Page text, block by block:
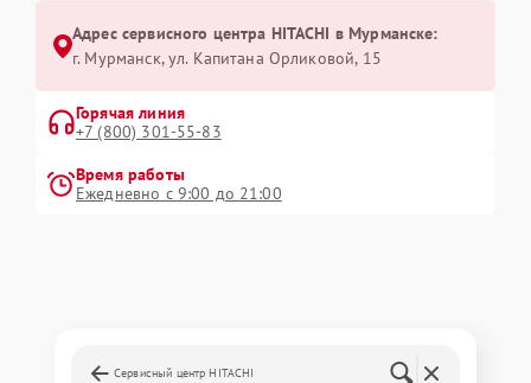
Адрес сервисного центра HITACHI в Мурманске:
г. Мурманск, ул. Капитана Орликовой, 15
Горячая линия
+7 (800) 301-55-83
Время работы
Ежедневно с 9:00 до 21:00
Сервисный центр HITACHI